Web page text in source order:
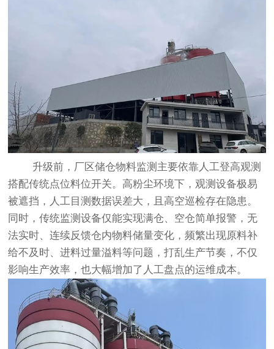
升级前，厂区储仓物料监测主要依靠人工登高观测
搭配传统点位料位开关。高粉尘环境下，观测设备极易
被遮挡，人工目测数据误差大，且高空巡检存在隐患。
同时，传统监测设备仅能实现满仓、空仓简单报警，无
法实时、连续反馈仓内物料储量变化，频繁出现原料补
给不及时、进料过量溢料等问题，打乱生产节奏，不仅
影响生产效率，也大幅增加了人工盘点的运维成本。